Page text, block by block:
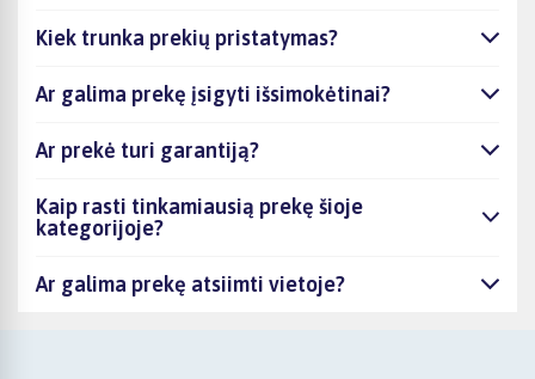
Kiek trunka prekių pristatymas?
Ar galima prekę įsigyti išsimokėtinai?
Ar prekė turi garantiją?
Kaip rasti tinkamiausią prekę šioje
kategorijoje?
Ar galima prekę atsiimti vietoje?